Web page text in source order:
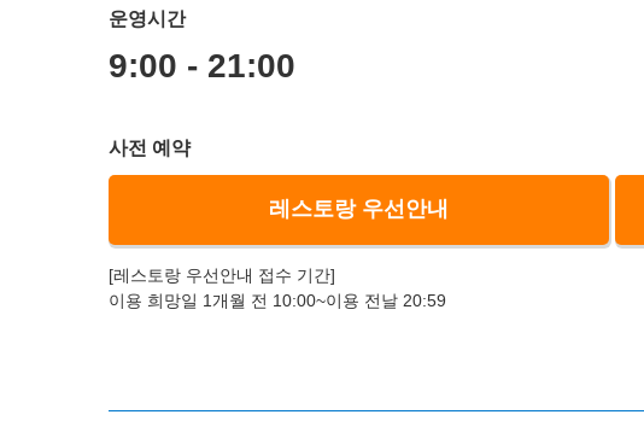
운영시간
9:00 - 21:00
사전 예약
레스토랑 우선안내
[레스토랑 우선안내 접수 기간]
이용 희망일 1개월 전 10:00~이용 전날 20:59